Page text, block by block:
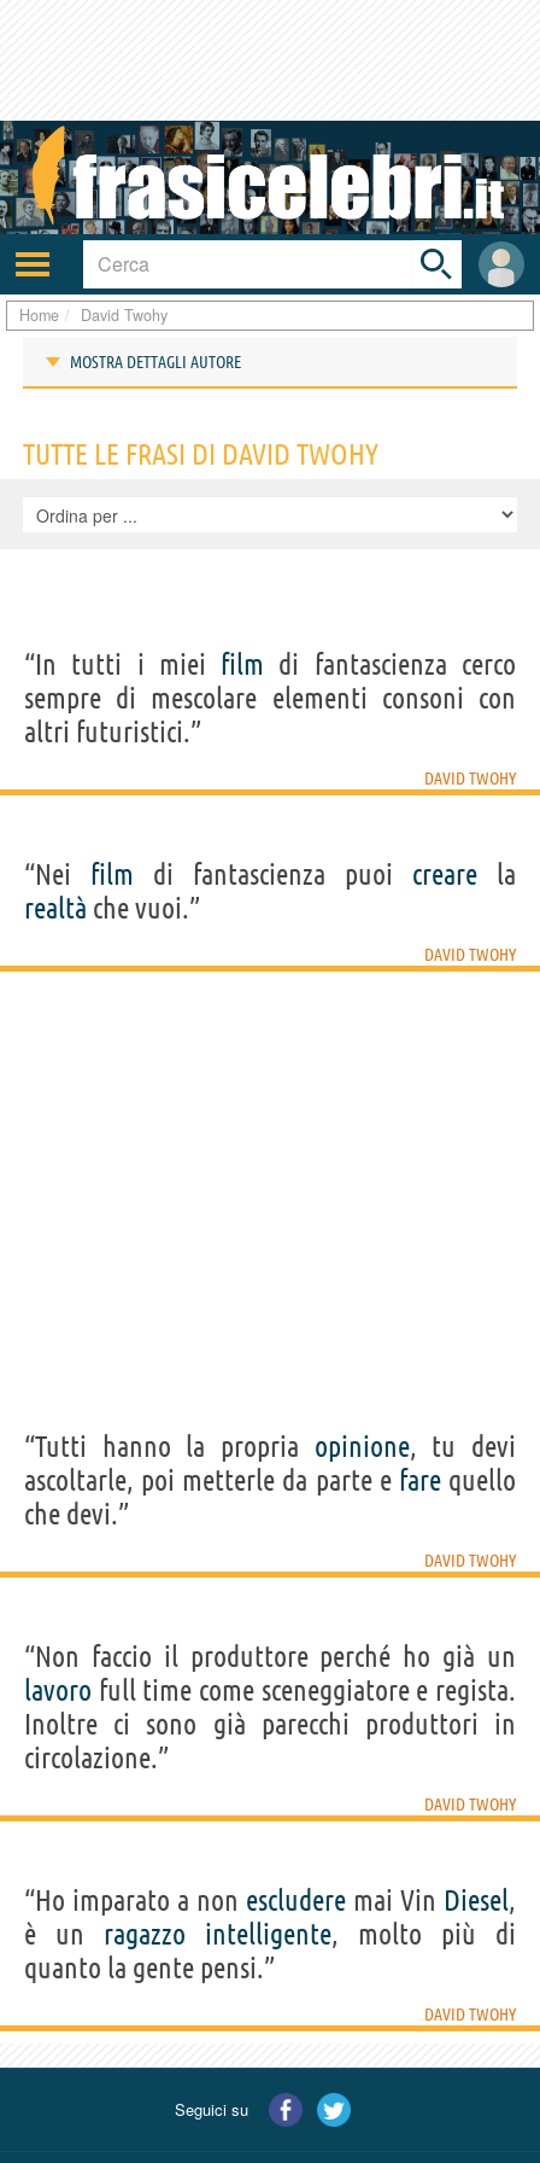
Attiva/disattiva
navigazione
User
area
Toggle
search
bar
Home David Twohy
MOSTRA DETTAGLI AUTORE
IDENTIKIT E DATI ANAGRAFICI
David Neil
Cognome Twohy
Pseudonimo David Twohy
Nato 18 ottobre 1955
Professione sceneggiatore,regista
TUTTE LE FRASI DI DAVID TWOHY
“In tutti i miei film di fantascienza cerco
sempre di mescolare elementi consoni con
altri futuristici.”
DAVID TWOHY
“Nei film di fantascienza puoi creare la
realtà che vuoi.”
DAVID TWOHY
“Tutti hanno la propria opinione, tu devi
ascoltarle, poi metterle da parte e farequello
che devi.”
DAVID TWOHY
“Non faccio il produttore perché ho già un
lavoro full time come sceneggiatore e regista.
Inoltre ci sono già parecchi produttori in
circolazione.”
DAVID TWOHY
“Ho imparato a non escludere mai Vin Diesel,
è un ragazzo intelligente, molto più di
quanto la gente pensi.”
DAVID TWOHY
Seguici su